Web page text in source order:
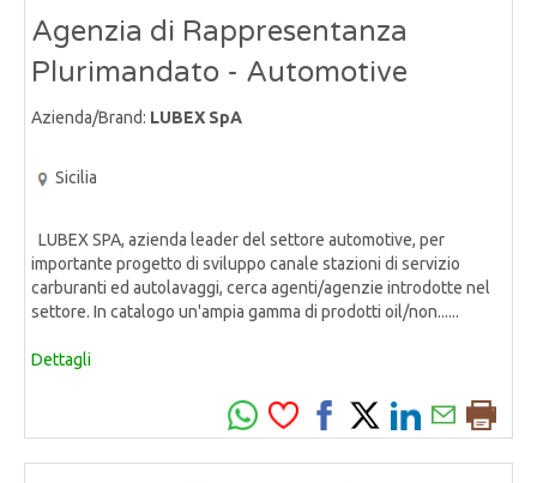
Agenzia di Rappresentanza
Plurimandato - Automotive
Azienda/Brand: LUBEX SpA
Sicilia
LUBEX SPA, azienda leader del settore automotive, per
importante progetto di sviluppo canale stazioni di servizio
carburanti ed autolavaggi, cerca agenti/agenzie introdotte nel
settore. In catalogo un'ampia gamma di prodotti oil/non......
Dettagli